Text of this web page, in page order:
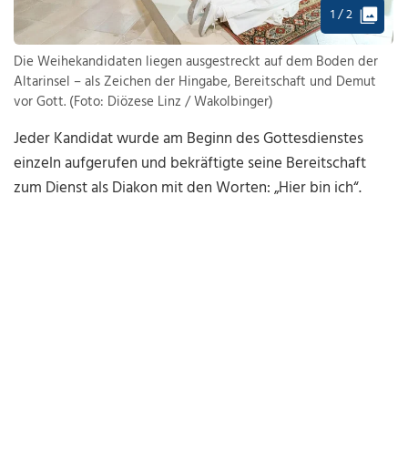
1 / 2
Die Weihekandidaten liegen ausgestreckt auf dem Boden der
Altarinsel – als Zeichen der Hingabe, Bereitschaft und Demut
vor Gott. (Foto: Diözese Linz / Wakolbinger)
Jeder Kandidat wurde am Beginn des Gottesdienstes
einzeln aufgerufen und bekräftigte seine Bereitschaft
zum Dienst als Diakon mit den Worten: „Hier bin ich“.